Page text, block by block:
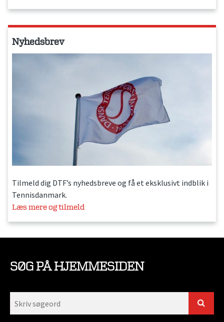
Nyhedsbrev
Tilmeld dig DTF’s nyhedsbreve og få et eksklusivt indblik i
Tennisdanmark.
Læs mere og tilmeld
SØG PÅ HJEMMESIDEN